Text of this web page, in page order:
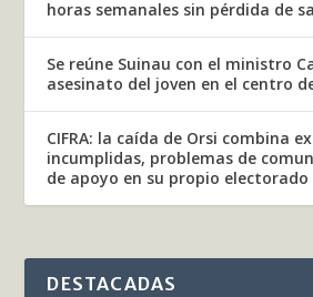
horas semanales sin pérdida de
Se reúne Suinau con el ministro
asesinato del joven en el centro
CIFRA: la caída de Orsi combina
incumplidas, problemas de
de apoyo en su propio electorado
DESTACADAS